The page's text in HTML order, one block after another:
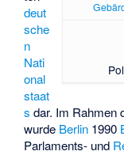
deut
sche
n
Nati
onal
staat
s dar. Im Rahmen
wurde Berlin 1990
Parlaments- und